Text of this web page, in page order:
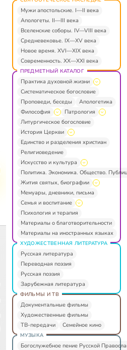
Мужи апостольские. I—II века
Апологеты. II—III века
Вселенские соборы. IV—VIII века
Средневековье. IX—XV века
Новое время. XVI—XIX века
Современность. XX—XXI века
ПРЕДМЕТНЫЙ КАТАЛОГ
Практика духовной жизни
Систематическое богословие
Проповеди, беседы
Апологетика
Философия
Патрология
Литургическое богословие
История Церкви
Единство и разделения христиан
Религиоведение
Искусство и культура
Политика. Экономика. Общество.
Жития святых, биографии
Мемуары, дневники, письма
Семья и воспитание
Психология и терапия
Материалы о благотворительности
Материалы на иностранных языках
ХУДОЖЕСТВЕННАЯ ЛИТЕРАТУРА
Русская литература
Переводная поэзия
Русская поэзия
Зарубежная литература
ФИЛЬМЫ И ТВ
Документальные фильмы
Художественные фильмы
ТВ-передачи
Семейное кино
МУЗЫКА
Богослужебное пение Русской